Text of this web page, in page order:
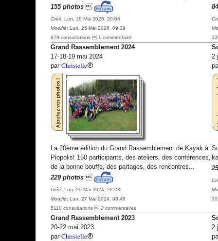
155 photos
Créé: Lun. 18 Mai 2026, 20:06
Modifié: Lun. 25 Mai 2026, 09:39
879 consultations  1 commentaire
Grand Rassemblement 2024
17-18-19 mai 2024
par Christelle
La 20ème édition du Grand Rassemblement de Kayak à
Piopolis! 150 participants, des ateliers, des conférences,
de la bonne bouffe, des partages, des rencontres...
229 photos
Créé: Lun. 20 Mai 2024, 22:23
Modifié: Lun. 27 Mai 2024, 08:46
5110 consultations  2 commentaires
2
Grand Rassemblement 2023
20-22 mai 2023
par Christelle
2